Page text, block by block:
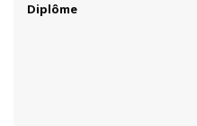
Diplôme